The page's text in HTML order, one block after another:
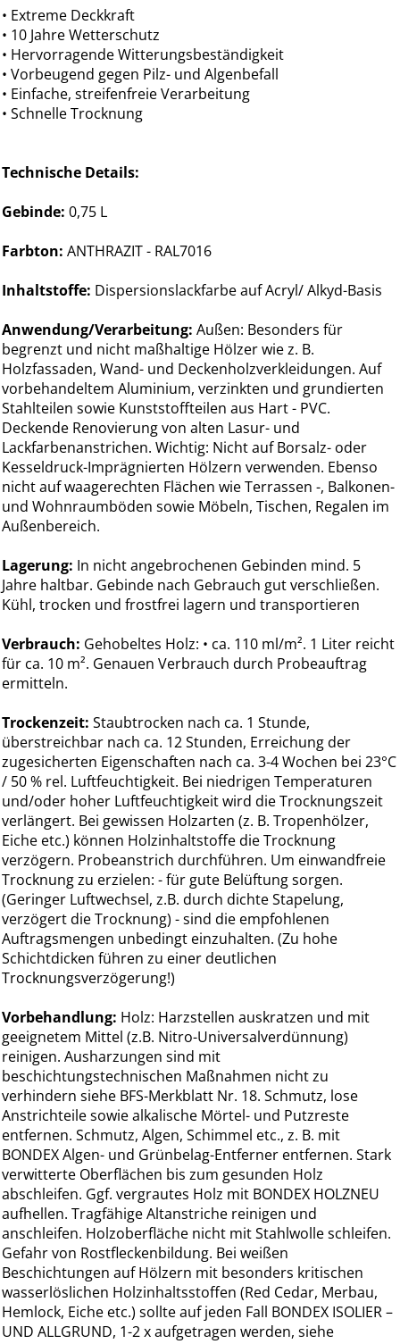
• Extreme Deckkraft
• 10 Jahre Wetterschutz
• Hervorragende Witterungsbeständigkeit
• Vorbeugend gegen Pilz- und Algenbefall
• Einfache, streifenfreie Verarbeitung
• Schnelle Trocknung
Technische Details:
Gebinde:0,75 L
Farbton:ANTHRAZIT - RAL7016
Inhaltstoffe: Dispersionslackfarbe auf Acryl/ Alkyd-Basis
Anwendung/Verarbeitung:Außen: Besonders für
begrenzt und nicht maßhaltige Hölzer wie z. B.
Holzfassaden, Wand- und Deckenholzverkleidungen. Auf
vorbehandeltem Aluminium, verzinkten und grundierten
Stahlteilen sowie Kunststoffteilen aus Hart - PVC.
Deckende Renovierung von alten Lasur- und
Lackfarbenanstrichen. Wichtig: Nicht auf Borsalz- oder
Kesseldruck-Imprägnierten Hölzern verwenden. Ebenso
nicht auf waagerechten Flächen wie Terrassen -, Balkonen-
und Wohnraumböden sowie Möbeln, Tischen, Regalen im
Außenbereich.
Lagerung: In nicht angebrochenen Gebinden mind. 5
Jahre haltbar. Gebinde nach Gebrauch gut verschließen.
Kühl, trocken und frostfrei lagern und transportieren
Verbrauch: Gehobeltes Holz: • ca. 110 ml/m². 1 Liter reicht
für ca. 10 m². Genauen Verbrauch durch Probeauftrag
ermitteln.
Trockenzeit:Staubtrocken nach ca. 1 Stunde,
überstreichbar nach ca. 12 Stunden, Erreichung der
zugesicherten Eigenschaften nach ca. 3-4 Wochen bei 23°C
/ 50 % rel. Luftfeuchtigkeit. Bei niedrigen Temperaturen
und/oder hoher Luftfeuchtigkeit wird die Trocknungszeit
verlängert. Bei gewissen Holzarten (z. B. Tropenhölzer,
Eiche etc.) können Holzinhaltstoffe die Trocknung
verzögern. Probeanstrich durchführen. Um einwandfreie
Trocknung zu erzielen: - für gute Belüftung sorgen.
(Geringer Luftwechsel, z.B. durch dichte Stapelung,
verzögert die Trocknung) - sind die empfohlenen
Auftragsmengen unbedingt einzuhalten. (Zu hohe
Schichtdicken führen zu einer deutlichen
Trocknungsverzögerung!)
Vorbehandlung: Holz: Harzstellen auskratzen und mit
geeignetem Mittel (z.B. Nitro-Universalverdünnung)
reinigen. Ausharzungen sind mit
beschichtungstechnischen Maßnahmen nicht zu
verhindern siehe BFS-Merkblatt Nr. 18. Schmutz, lose
Anstrichteile sowie alkalische Mörtel- und Putzreste
entfernen. Schmutz, Algen, Schimmel etc., z. B. mit
BONDEX Algen- und Grünbelag-Entferner entfernen. Stark
verwitterte Oberflächen bis zum gesunden Holz
abschleifen. Ggf. vergrautes Holz mit BONDEX HOLZNEU
aufhellen. Tragfähige Altanstriche reinigen und
anschleifen. Holzoberfläche nicht mit Stahlwolle schleifen.
Gefahr von Rostfleckenbildung. Bei weißen
Beschichtungen auf Hölzern mit besonders kritischen
wasserlöslichen Holzinhaltsstoffen (Red Cedar, Merbau,
Hemlock, Eiche etc.) sollte auf jeden Fall BONDEX ISOLIER –
UND ALLGRUND, 1-2 x aufgetragen werden, siehe